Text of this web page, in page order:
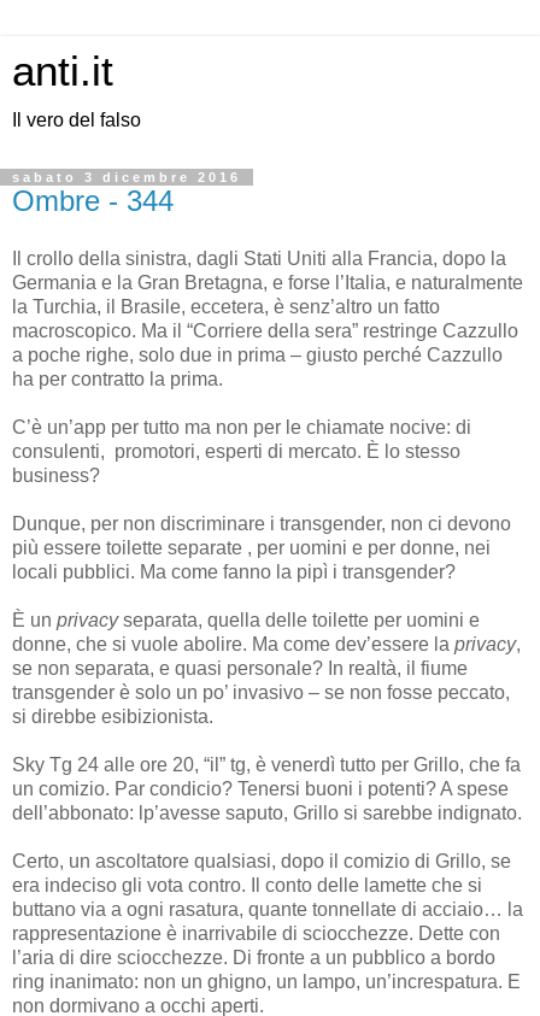
anti.it
Il vero del falso
sabato 3 dicembre 2016
Ombre - 344
Il crollo della sinistra, dagli Stati Uniti alla Francia, dopo la
Germania e la Gran Bretagna, e forse l’Italia, e naturalmente
la Turchia, il Brasile, eccetera, è senz’altro un fatto
macroscopico. Ma il “Corriere della sera” restringe Cazzullo
a poche righe, solo due in prima – giusto perché Cazzullo
ha per contratto la prima.
C’è un’app per tutto ma non per le chiamate nocive: di
consulenti, promotori, esperti di mercato. È lo stesso
business?
Dunque, per non discriminare i transgender, non ci devono
più essere toilette separate , per uomini e per donne, nei
locali pubblici. Ma come fanno la pipì i transgender?
È un privacyseparata, quella delle toilette per uomini e
donne, che si vuole abolire. Ma come dev’essere la privacy,
se non separata, e quasi personale? In realtà, il fiume
transgender è solo un po’ invasivo – se non fosse peccato,
si direbbe esibizionista.
Sky Tg 24 alle ore 20, “il” tg, è venerdì tutto per Grillo, che fa
un comizio. Par condicio? Tenersi buoni i potenti? A spese
dell’abbonato: lp’avesse saputo, Grillo si sarebbe indignato.
Certo, un ascoltatore qualsiasi, dopo il comizio di Grillo, se
era indeciso gli vota contro. Il conto delle lamette che si
buttano via a ogni rasatura, quante tonnellate di acciaio… la
rappresentazione è inarrivabile di sciocchezze. Dette con
l’aria di dire sciocchezze. Di fronte a un pubblico a bordo
ring inanimato: non un ghigno, un lampo, un’increspatura. E
non dormivano a occhi aperti.